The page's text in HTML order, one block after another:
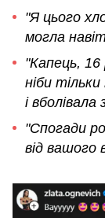
"Я цього
могла
"Капець,
ніби
і вболівала
"Спогади
від вашого